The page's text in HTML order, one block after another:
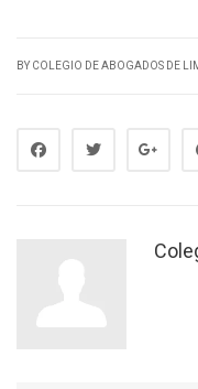
BYCOLEGIO DE ABOGADOS DE